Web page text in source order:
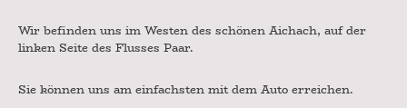
Wir befinden uns im Westen des schönen Aichach, auf der
linken Seite des Flusses Paar.
Sie können uns am einfachsten mit dem Auto erreichen.